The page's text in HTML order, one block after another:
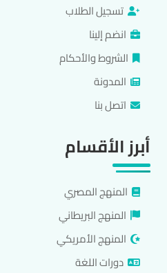
تسجيل الطلاب
انضم إلينا
الشروط والأحكام
المدونة
اتصل بنا
أبرز الأقسام
المنهج المصري
المنهج البريطاني
المنهج الأمريكي
دورات اللغة